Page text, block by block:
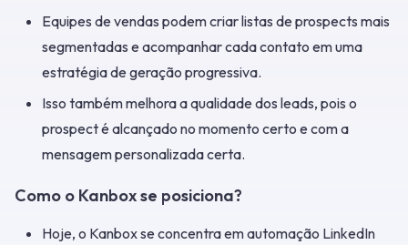
Equipes de vendas podem criar listas de prospects mais
segmentadas e acompanhar cada contato em uma
estratégia de geração progressiva.
Isso também melhora a qualidade dos leads, pois o
prospect é alcançado no momento certo e com a
mensagem personalizada certa.
Como o Kanbox se posiciona?
Hoje, o Kanbox se concentra em automação LinkedIn